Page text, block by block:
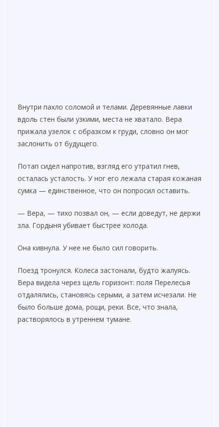
Внутри пахло соломой и телами. Деревянные лавки
вдоль стен были узкими, места не хватало. Вера
прижала узелок с образком к груди, словно он мог
заслонить от будущего.
Потап сидел напротив, взгляд его утратил гнев,
осталась усталость. У ног его лежала старая кожаная
сумка — единственное, что он попросил оставить.
— Вера, — тихо позвал он, — если доведут, не держи
зла. Гордыня убивает быстрее холода.
Она кивнула. У нее не было сил говорить.
Поезд тронулся. Колеса застонали, будто жалуясь.
Вера видела через щель горизонт: поля Перелесья
отдалялись, становясь серыми, а затем исчезали. Не
было больше дома, рощи, реки. Все, что знала,
растворялось в утреннем тумане.